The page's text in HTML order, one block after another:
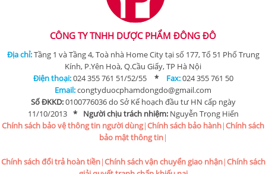
CÔNG TY TNHH DƯỢC PHẨM ĐÔNG ĐÔ
Địa chỉ:Tầng 1 và Tầng 4, Toà nhà Home City tại số 177, Tổ 51 Phố Trung
Kính, P.Yên Hoà, Q.Cầu Giấy, TP Hà Nội
Điện thoại:024 355 761 51/52/55 * Fax:024 355 761 50
Email:congtyduocphamdongdo@gmail.com
Số ĐKKD:0100776036 do Sở Kế hoạch đầu tư HN cấp ngày
11/10/2013 * Người chịu trách nhiệm: Nguyễn Trọng Hiển
Chính sách bảo vệ thông tin người dùng|Chính sách bảo hành|Chính sách
bảo mật thông tin|
Chính sách đổi trả hoàn tiền|Chính sách vận chuyển giao nhận|Chính sách